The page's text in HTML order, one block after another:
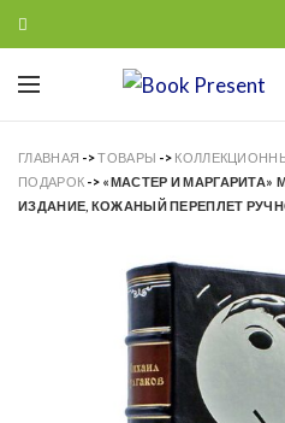
ГЛАВНАЯ ->ТОВАРЫ ->
ПОДАРОК -> «МАСТЕР И
ИЗДАНИЕ, КОЖАНЫЙ ПЕРЕПЛЕТ